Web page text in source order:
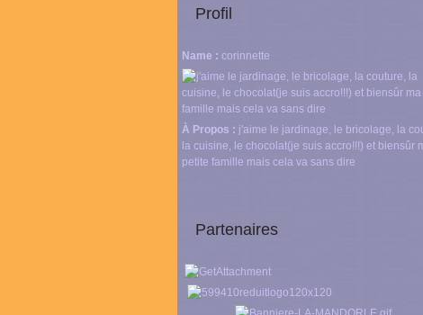
Profil
Name : corinnette
À Propos : j'aime le jardinage, le bricolage, la
la cuisine, le chocolat(je suis accro!!!) et biensûr
petite famille mais cela va sans dire
Partenaires